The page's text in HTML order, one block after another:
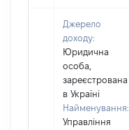
Джерело
доходу:
Юридична
особа,
зареєстрована
в Україні
Найменування:
Управління